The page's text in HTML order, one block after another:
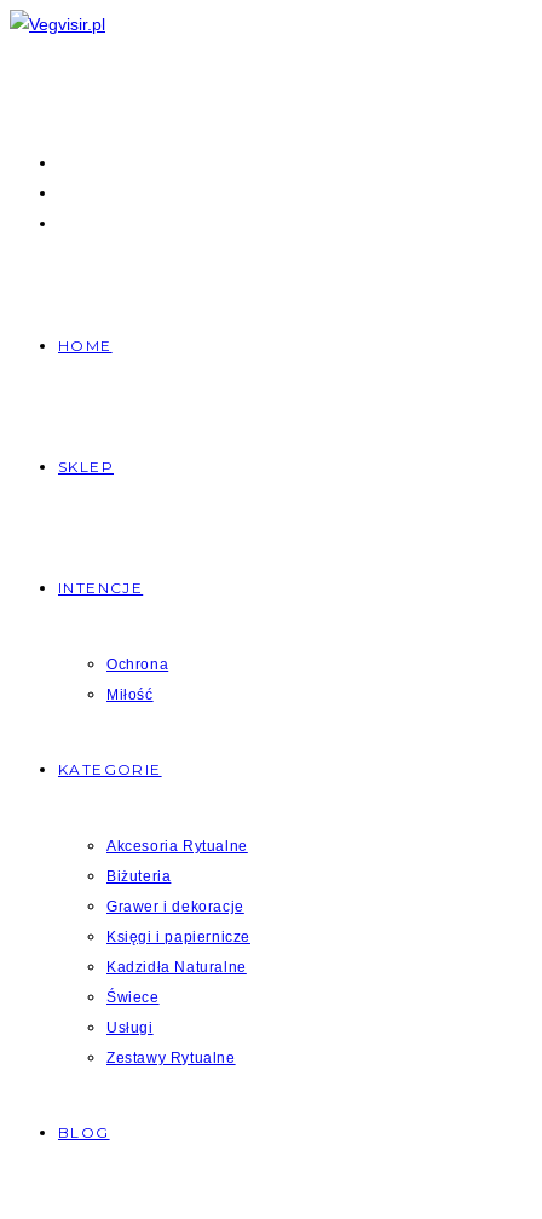
Skip
HOME
SKLEP
INTENCJE
Ochrona
Miłość
KATEGORIE
Akcesoria Rytualne
Biżuteria
Grawer i dekoracje
Księgi i papiernicze
Kadzidła Naturalne
Świece
Usługi
Zestawy Rytualne
BLOG